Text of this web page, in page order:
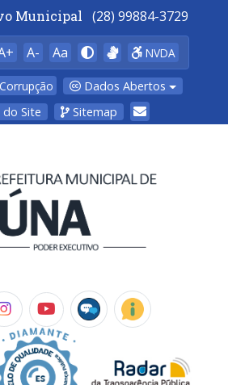
Municipal (28) 99884-3729
A- Aa NVDA
Dados Abertos
Site
Sitemap